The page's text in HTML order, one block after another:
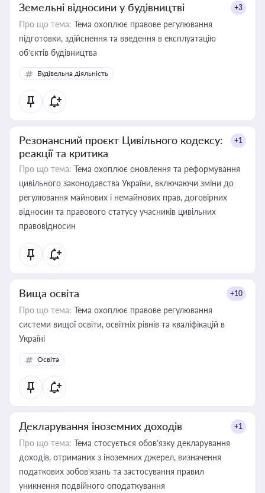
Земельні відносини у будівництві +3
Про що тема: Тема охоплює правове регулювання
підготовки, здійснення та введення в експлуатацію
об’єктів будівництва
Будівельна діяльність
Резонансний проєкт Цивільного кодексу:
реакції та критика
+1
Про що тема: Тема охоплює оновлення та реформування
цивільного законодавства України, включаючи зміни до
регулювання майнових і немайнових прав, договірних
відносин та правового статусу учасників цивільних
правовідносин
Вища освіта +10
Про що тема: Тема охоплює правове регулювання
системи вищої освіти, освітніх рівнів та кваліфікацій в
Україні
Освіта
Декларування іноземних доходів +1
Про що тема: Тема стосується обов’язку декларування
доходів, отриманих з іноземних джерел, визначення
податкових зобов’язань та застосування правил
уникнення подвійного оподаткування